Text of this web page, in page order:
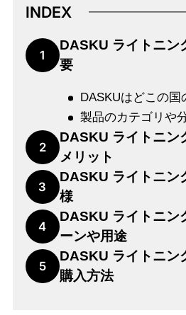
INDEX
1
DASKU ライトニン
要
DASKUはどこの国
製品のカテゴリや
2
DASKU ライトニン
メリット
3
DASKU ライトニン
様
4
DASKU ライトニン
ーンや用途
5
DASKU ライトニン
購入方法